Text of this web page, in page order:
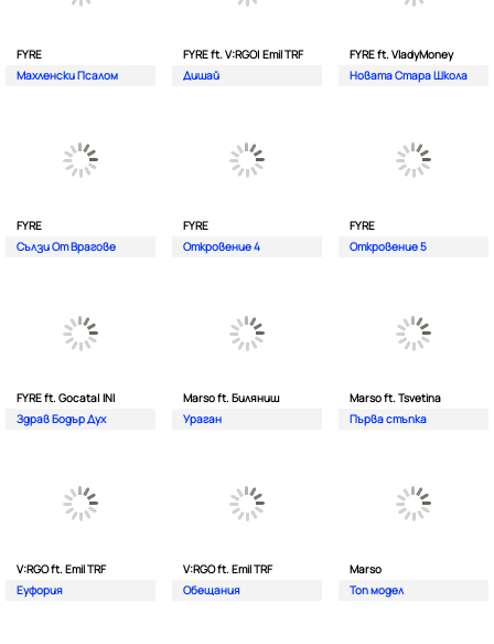
FYRE
Махленски Псалом
FYRE ft. V:RGO| Emil TRF
Дишай
FYRE ft. VladyMoney
Новата Стара Школа
FYRE
Сълзи От Врагове
FYRE
Откровение 4
FYRE
Откровение 5
FYRE ft. Gocata| INI
Здрав Бодър Дух
Marso ft. Биляниш
Ураган
Marso ft. Tsvetina
Първа стъпка
V:RGO ft. Emil TRF
Еуфория
V:RGO ft. Emil TRF
Обещания
Marso
Топ модел